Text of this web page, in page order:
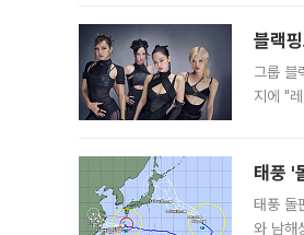
블랙
그룹 블
지에 "
태풍 '
태풍 돌
와 남해